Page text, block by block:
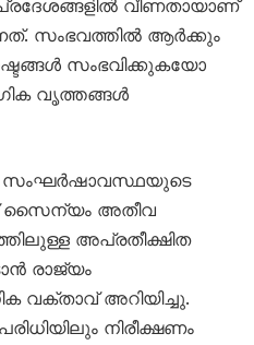
വീണതായാണ്
സംഭവത്തിൽ ആർക്കും
സംഭവിക്കുകയോ
വൃത്തങ്ങൾ
സംഘർഷാവസ്ഥയുടെ
സൈന്യം അതീവ
അപ്രതീക്ഷിത
രാജ്യം
അറിയിച്ചു.
നിരീക്ഷണം